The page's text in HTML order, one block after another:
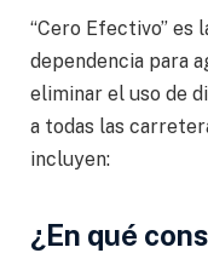
“Cero Efectivo” es
dependencia para
eliminar el uso de
a todas las
incluyen:
¿En qué